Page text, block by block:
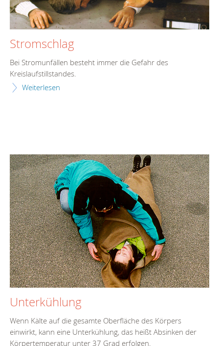
Stromschlag
Bei Stromunfällen besteht immer die Gefahr des
Kreislaufstillstandes.
Weiterlesen
Unterkühlung
Wenn Kälte auf die gesamte Oberfläche des Körpers
einwirkt, kann eine Unterkühlung, das heißt Absinken der
Körpertemperatur unter 37 Grad erfolgen.